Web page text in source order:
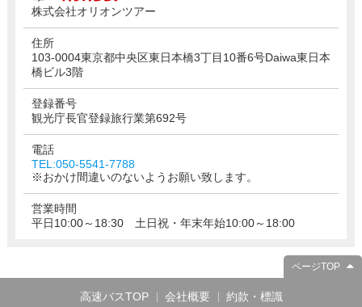
株式会社オリオンツアー
住所
103-0004東京都中央区東日本橋3丁目10番6号Daiwa東日本
橋ビル3階
登録番号
観光庁長官登録旅行業第692号
電話
TEL:050-5541-7788
※おかけ間違いのないようお願い致します。
営業時間
平日10:00～18:30 土日祝・年末年始10:00～18:00
ページTOP
高速バスTOP 会社概要 約款・標識